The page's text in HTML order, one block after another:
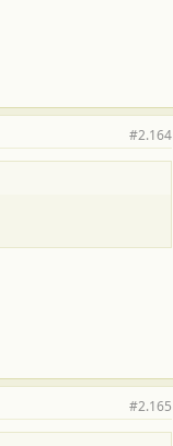
#2.164
#2.165